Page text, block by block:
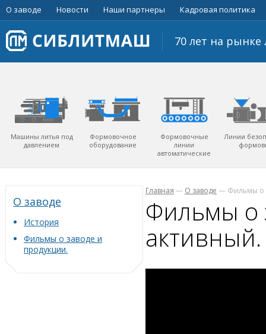
О заводе Новости Наши партнеры Кадровая политика
70 лет на
Машины литья под
давлением
Формовочное
оборудование
Формовочные
линии
автоматические
Линии
О заводе
История
Фильмы о заводе и
продукции.
Главная — О заводе — Фильмы о
Фильмы о
активный.